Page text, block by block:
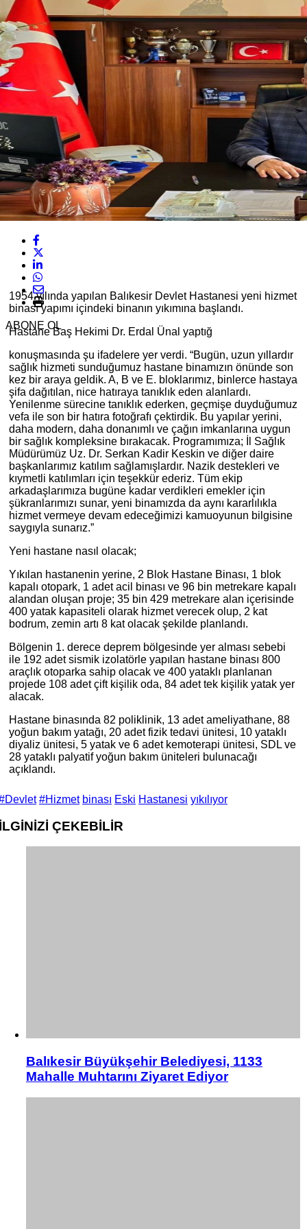
ABONE OL
1954 yılında yapılan Balıkesir Devlet Hastanesi yeni hizmet
binası yapımı içindeki binanın yıkımına başlandı.
Hastane Baş Hekimi Dr. Erdal Ünal yaptığ
konuşmasında şu ifadelere yer verdi. “Bugün, uzun yıllardır
sağlık hizmeti sunduğumuz hastane binamızın önünde son
kez bir araya geldik. A, B ve E. bloklarımız, binlerce hastaya
şifa dağıtılan, nice hatıraya tanıklık eden alanlardı.
Yenilenme sürecine tanıklık ederken, geçmişe duyduğumuz
vefa ile son bir hatıra fotoğrafı çektirdik. Bu yapılar yerini,
daha modern, daha donanımlı ve çağın imkanlarına uygun
bir sağlık kompleksine bırakacak. Programımıza; İl Sağlık
Müdürümüz Uz. Dr. Serkan Kadir Keskin ve diğer daire
başkanlarımız katılım sağlamışlardır. Nazik destekleri ve
kıymetli katılımları için teşekkür ederiz. Tüm ekip
arkadaşlarımıza bugüne kadar verdikleri emekler için
şükranlarımızı sunar, yeni binamızda da aynı kararlılıkla
hizmet vermeye devam edeceğimizi kamuoyunun bilgisine
saygıyla sunarız.”
Yeni hastane nasıl olacak;
Yıkılan hastanenin yerine, 2 Blok Hastane Binası, 1 blok
kapalı otopark, 1 adet acil binası ve 96 bin metrekare kapalı
alandan oluşan proje; 35 bin 429 metrekare alan içerisinde
400 yatak kapasiteli olarak hizmet verecek olup, 2 kat
bodrum, zemin artı 8 kat olacak şekilde planlandı.
Bölgenin 1. derece deprem bölgesinde yer alması sebebi
ile 192 adet sismik izolatörle yapılan hastane binası 800
araçlık otoparka sahip olacak ve 400 yataklı planlanan
projede 108 adet çift kişilik oda, 84 adet tek kişilik yatak yer
alacak.
Hastane binasında 82 poliklinik, 13 adet ameliyathane, 88
yoğun bakım yatağı, 20 adet fizik tedavi ünitesi, 10 yataklı
diyaliz ünitesi, 5 yatak ve 6 adet kemoterapi ünitesi, SDL ve
28 yataklı palyatif yoğun bakım üniteleri bulunacağı
açıklandı.
#Hizmet binası Eski Hastanesi yıkılıyor
ÇEKEBİLİR
Balıkesir Büyükşehir Belediyesi, 1133
Mahalle Muhtarını Ziyaret Ediyor